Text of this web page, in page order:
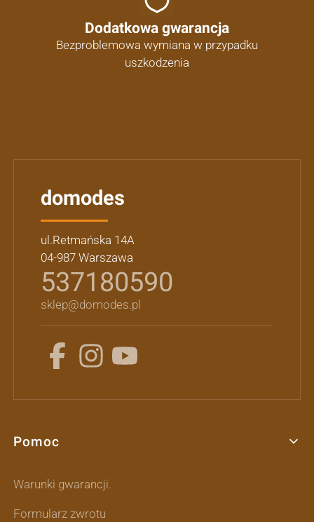
Dodatkowa gwarancja
Bezproblemowa wymiana w przypadku
uszkodzenia
domodes
ul.Retmańska 14A
04-987 Warszawa
537180590
sklep@domodes.pl
Linki w stopce
Pomoc
Warunki gwarancji.
Formularz zwrotu